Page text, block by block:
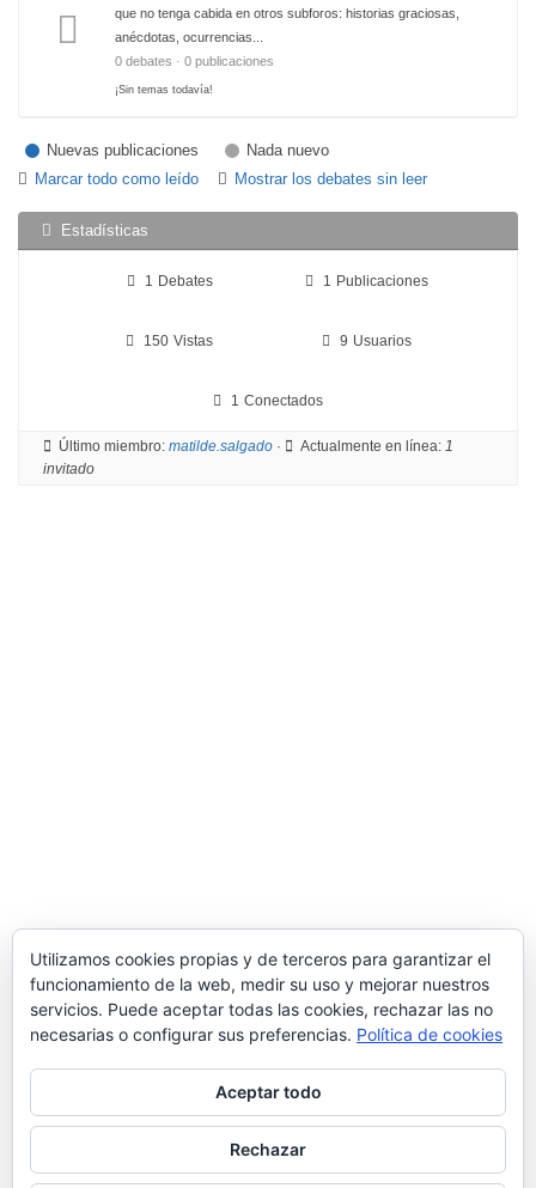
que no tenga cabida en otros subforos: historias graciosas,
anécdotas, ocurrencias...
0 debates · 0 publicaciones
¡Sin temas todavía!
Nuevas publicaciones
Nada nuevo
Marcar todo como leído
Mostrar los debates sin leer
Estadísticas
1 Debates 1 Publicaciones
150 Vistas 9 Usuarios
1 Conectados
Último miembro: matilde.salgado · Actualmente en línea: 1
invitado
About Classifieds
Comercios
Comprueba lo aprendido
Contacto
Cuenta
Editar
Escritorio de trabajos Forum
Forum
Gracias
Guía de Empresas Home
Ingresar
Inicio
Más información sobre las cookies
News
Ofertas proveedores
Pago
Panel de control
Pedido recibido
Publicar un trabajo
Utilizamos cookies propias y de terceros para garantizar el
funcionamiento de la web, medir su uso y mejorar nuestros
servicios. Puede aceptar todas las cookies, rechazar las no
necesarias o configurar sus preferencias. Política de cookies
Aceptar todo
Rechazar